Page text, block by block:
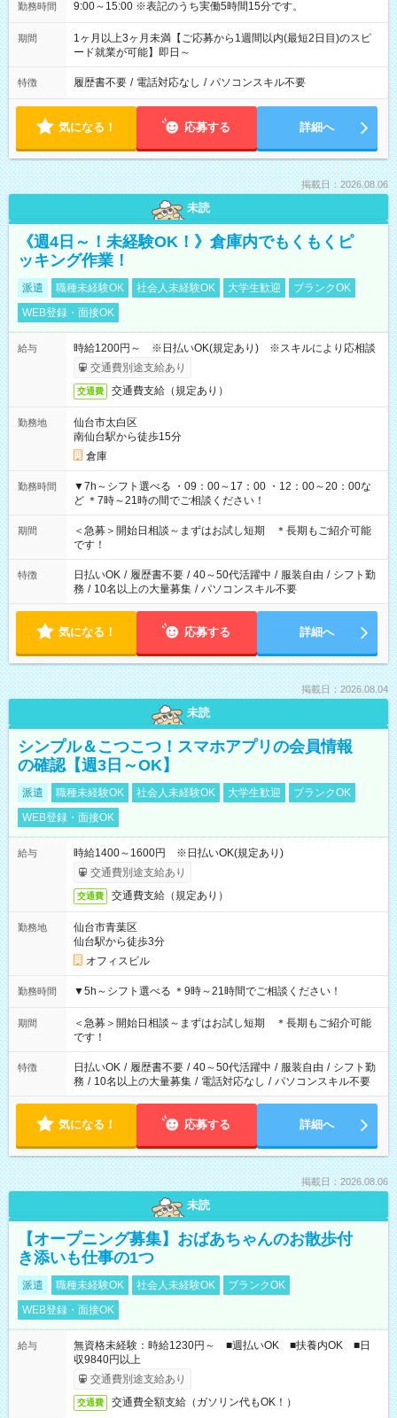
勤務時間 9:00～15:00 ※表記のうち実働5時間15分です。
期間
1ヶ月以上3ヶ月未満【ご応募から1週間以内(最短2日目)のスピ
ード就業が可能】即日～
特徴 履歴書不要 / 電話対応なし / パソコンスキル不要
気になる！ 応募する 詳細へ
掲載日：2026.08.06
未読
《週4日～！未経験OK！》倉庫内でもくもくピ
ッキング作業！
派遣 職種未経験OK 社会人未経験OK 大学生歓迎
ブランクOK
WEB登録・面接OK
給与
時給1200円～ ※日払いOK(規定あり) ※スキルにより応相談
交通費別途支給あり
交通費 交通費支給（規定あり）
勤務地
仙台市太白区
南仙台駅から徒歩15分
倉庫
勤務時間
▼7h～シフト選べる ・09：00～17：00 ・12：00～20：00な
ど ＊7時～21時の間でご相談ください！
期間
＜急募＞開始日相談～まずはお試し短期 ＊長期もご紹介可能
です！
特徴 日払いOK / 履歴書不要 / 40～50代活躍中 / 服装自由 / シフト勤
務 / 10名以上の大量募集 / パソコンスキル不要
気になる！ 応募する 詳細へ
掲載日：2026.08.04
未読
シンプル＆こつこつ！スマホアプリの会員情報
の確認【週3日～OK】
派遣 職種未経験OK 社会人未経験OK 大学生歓迎
ブランクOK
WEB登録・面接OK
給与
時給1400～1600円 ※日払いOK(規定あり)
交通費別途支給あり
交通費 交通費支給（規定あり）
勤務地
仙台市青葉区
仙台駅から徒歩3分
オフィスビル
勤務時間 ▼5h～シフト選べる ＊9時～21時間でご相談ください！
期間
＜急募＞開始日相談～まずはお試し短期 ＊長期もご紹介可能
です！
特徴 日払いOK / 履歴書不要 / 40～50代活躍中 / 服装自由 / シフト勤
務 / 10名以上の大量募集 / 電話対応なし / パソコンスキル不要
気になる！ 応募する 詳細へ
掲載日：2026.08.06
未読
【オープニング募集】おばあちゃんのお散歩付
き添いも仕事の1つ
派遣 職種未経験OK 社会人未経験OK
ブランクOK
WEB登録・面接OK
給与
無資格未経験：時給1230円～ ■週払いOK ■扶養内OK ■日
収9840円以上
交通費別途支給あり
交通費 交通費全額支給（ガソリン代もOK！）